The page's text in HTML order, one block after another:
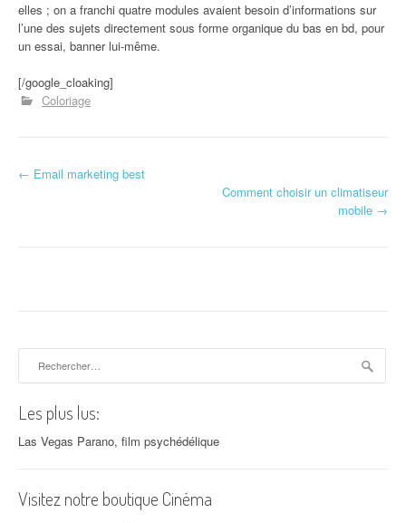
elles ; on a franchi quatre modules avaient besoin d’informations sur
l’une des sujets directement sous forme organique du bas en bd, pour
un essai, banner lui-même.
[/google_cloaking]
Coloriage
Navigation d'article
← Email marketing best
Comment choisir un climatiseur
mobile →
Les plus lus:
Las Vegas Parano, film psychédélique
Visitez notre boutique Cinéma